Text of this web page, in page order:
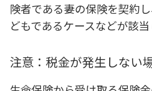
険者である妻の保険を契約
どもであるケースなどが該当
注意：税金が発生しない